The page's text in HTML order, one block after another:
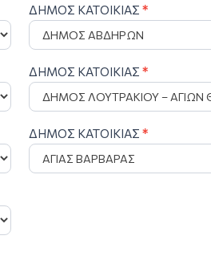
ΔΗΜΟΣ ΚΑΤΟΙΚΙΑΣ*
ΔΗΜΟΣ ΚΑΤΟΙΚΙΑΣ*
ΔΗΜΟΣ ΚΑΤΟΙΚΙΑΣ*